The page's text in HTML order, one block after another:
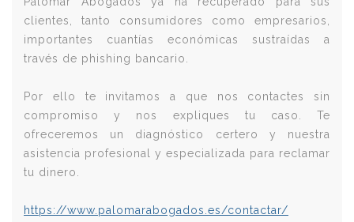
clientes, tanto consumidores como empresarios,
importantes cuantías económicas sustraídas a
través de phishing bancario.
Por ello te invitamos a que nos contactes sin
compromiso y nos expliques tu caso. Te
ofreceremos un diagnóstico certero y nuestra
asistencia profesional y especializada para reclamar
tu dinero.
https://www.palomarabogados.es/contactar/